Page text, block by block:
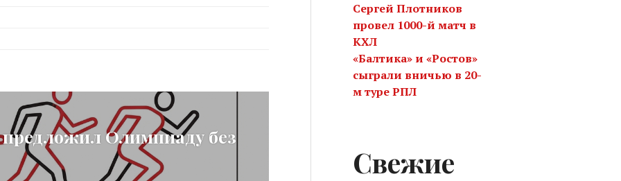
Олимпиаду без
Сергей Плотников
провел 1000-й матч в
КХЛ
«Балтика» и «Ростов»
сыграли вничью в 20-
м туре РПЛ
Свежие